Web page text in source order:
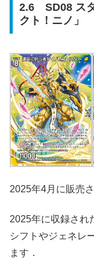
2.6 SD08 ス
クト！ニノ」
2025年4月に販売
2025年に収録され
シフトやジェネレ
ます．